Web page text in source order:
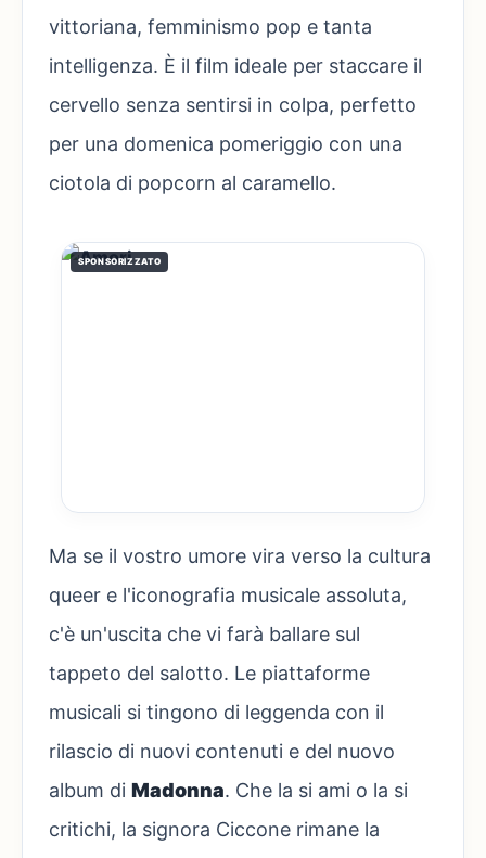
vittoriana, femminismo pop e tanta
intelligenza. È il film ideale per staccare il
cervello senza sentirsi in colpa, perfetto
per una domenica pomeriggio con una
ciotola di popcorn al caramello.
SPONSORIZZATO
Ma se il vostro umore vira verso la cultura
queer e l'iconografia musicale assoluta,
c'è un'uscita che vi farà ballare sul
tappeto del salotto. Le piattaforme
musicali si tingono di leggenda con il
rilascio di nuovi contenuti e del nuovo
album di Madonna. Che la si ami o la si
critichi, la signora Ciccone rimane la